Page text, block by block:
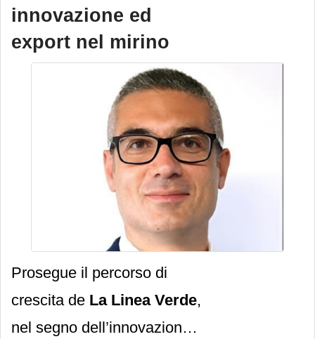
Chimica. Un’operazione
operativa dal 1° giugno
2025 che preannuncia
progetti ambiziosi per il
Gruppo, che nel 2024ha
visto salire il fatturato a466
milioni di euro , in crescita
del 14% sul 2023.
innovazione ed
export nel mirino
Prosegue il percorso di
crescita de La Linea Verde,
nel segno dell’innovazione,